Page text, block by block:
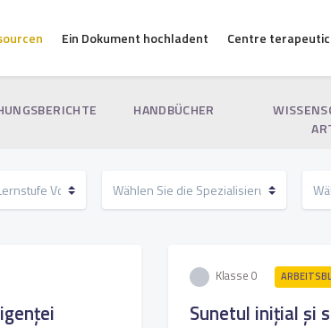
Ein Dokument hochladent Centre
HANDBÜCHER
Klasse 0
Sunetul inițial și